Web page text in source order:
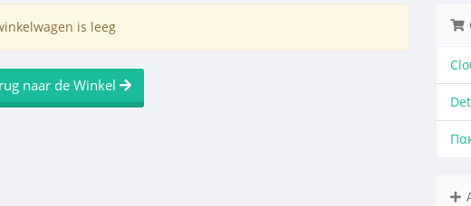
is leeg
naar de Winkel